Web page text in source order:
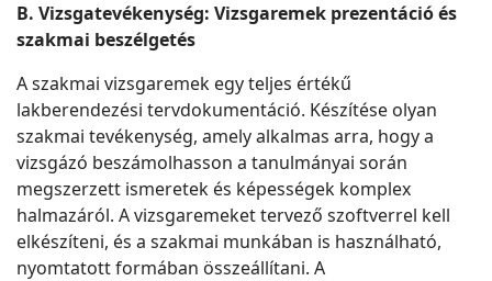
B. Vizsgatevékenység: Vizsgaremek prezentáció és
szakmai beszélgetés
A szakmai vizsgaremek egy teljes értékű
lakberendezési tervdokumentáció. Készítése olyan
szakmai tevékenység, amely alkalmas arra, hogy a
vizsgázó beszámolhasson a tanulmányai során
megszerzett ismeretek és képességek komplex
halmazáról. A vizsgaremeket tervező szoftverrel kell
elkészíteni, és a szakmai munkában is használható,
nyomtatott formában összeállítani. A